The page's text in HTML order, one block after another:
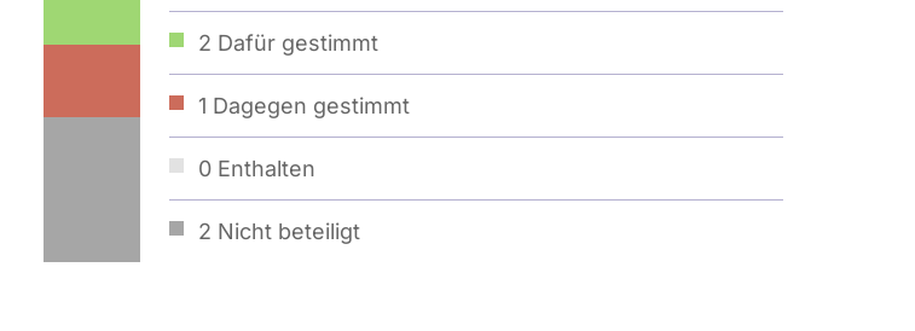
2 Dafür gestimmt
1 Dagegen gestimmt
0 Enthalten
2 Nicht beteiligt